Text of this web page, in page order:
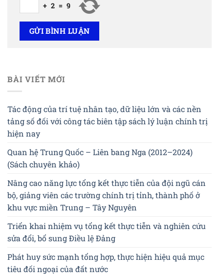
+ 2 = 9
BÀI VIẾT MỚI
Tác động của trí tuệ nhân tạo, dữ liệu lớn và các nền
tảng số đối với công tác biên tập sách lý luận chính trị
hiện nay
Quan hệ Trung Quốc – Liên bang Nga (2012–2024)
(Sách chuyên khảo)
Nâng cao năng lực tổng kết thực tiễn của đội ngũ cán
bộ, giảng viên các trường chính trị tỉnh, thành phố ở
khu vực miền Trung – Tây Nguyên
Triển khai nhiệm vụ tổng kết thực tiễn và nghiên cứu
sửa đổi, bổ sung Điều lệ Đảng
Phát huy sức mạnh tổng hợp, thực hiện hiệu quả mục
tiêu đối ngoại của đất nước